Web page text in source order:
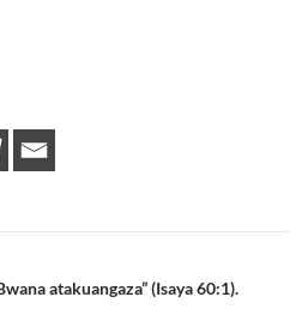
atakuangaza” (Isaya 60:1).